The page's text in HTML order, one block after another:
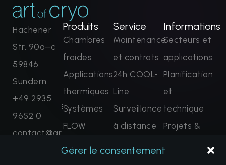
Gérer le consentement
Hachener
Str. 90a–c ·
59846
Sundern
+49 2935
9652 0
contact@ar
tofcryo.com
Produits
Chambres
froides
Applications
thermiques
Systèmes
FLOW
Service
Maintenance
et contrats
24h COOL-
Line
Surveillance
à distance
Informations
Secteurs et
applications
Planification
et
technique
Projets &